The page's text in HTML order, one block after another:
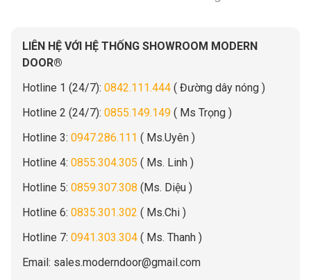
LIÊN HỆ VỚI HỆ THỐNG SHOWROOM MODERN
DOOR®
Hotline 1 (24/7): 0842.111.444 ( Đường dây nóng )
Hotline 2 (24/7): 0855.149.149 ( Ms Trọng )
Hotline 3: 0947.286.111 ( Ms.Uyên )
Hotline 4: 0855.304.305 ( Ms. Linh )
Hotline 5: 0859.307.308 (Ms. Diệu )
Hotline 6: 0835.301.302 ( Ms.Chi )
Hotline 7: 0941.303.304 ( Ms. Thanh )
Email: sales.moderndoor@gmail.com